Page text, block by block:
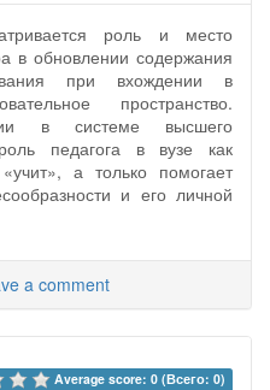
роль и место
в обновлении содержания
при вхождении в
пространство.
в системе высшего
педагога в вузе как
а только помогает
и его личной
a comment
Average score: 0 (Всего: 0)